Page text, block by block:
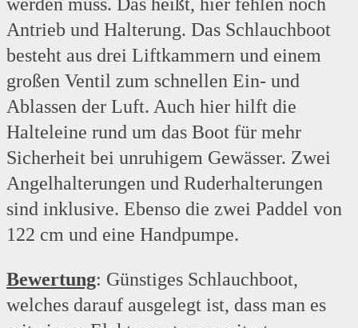
werden muss. Das heißt, hier fehlen noch
Antrieb und Halterung. Das Schlauchboot
besteht aus drei Liftkammern und einem
großen Ventil zum schnellen Ein- und
Ablassen der Luft. Auch hier hilft die
Halteleine rund um das Boot für mehr
Sicherheit bei unruhigem Gewässer. Zwei
Angelhalterungen und Ruderhalterungen
sind inklusive. Ebenso die zwei Paddel von
122 cm und eine Handpumpe.
Bewertung: Günstiges Schlauchboot,
welches darauf ausgelegt ist, dass man es